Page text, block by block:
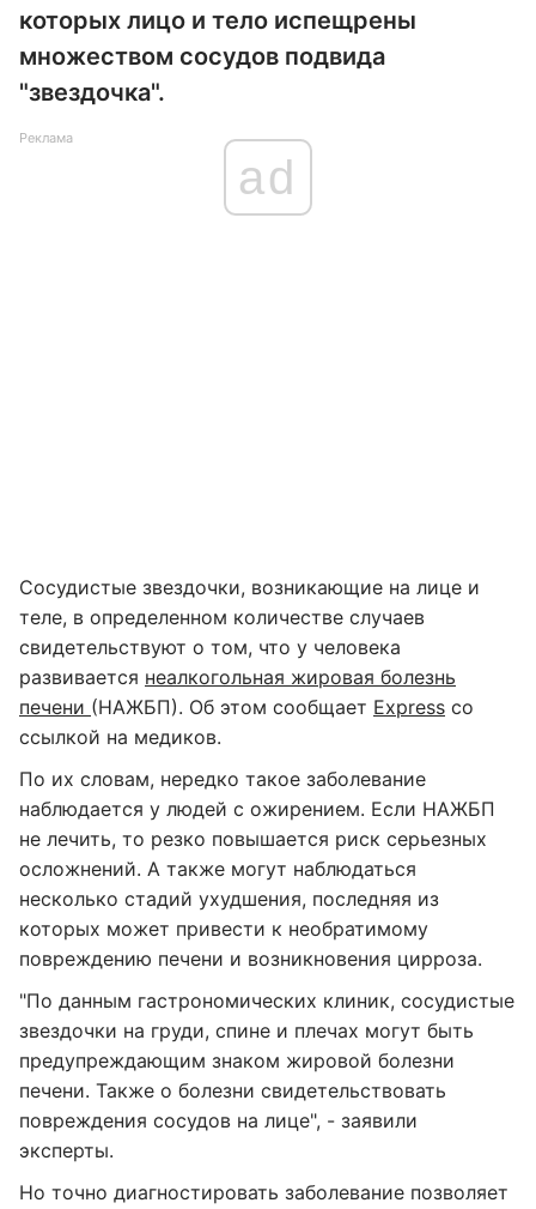
которых лицо и тело испещрены
множеством сосудов подвида
"звездочка".
Реклама
ad
Сосудистые звездочки, возникающие на лице и
теле, в определенном количестве случаев
свидетельствуют о том, что у человека
развивается неалкогольная жировая болезнь
печени (НАЖБП). Об этом сообщает Express со
ссылкой на медиков.
По их словам, нередко такое заболевание
наблюдается у людей с ожирением. Если НАЖБП
не лечить, то резко повышается риск серьезных
осложнений. А также могут наблюдаться
несколько стадий ухудшения, последняя из
которых может привести к необратимому
повреждению печени и возникновения цирроза.
"По данным гастрономических клиник, сосудистые
звездочки на груди, спине и плечах могут быть
предупреждающим знаком жировой болезни
печени. Также о болезни свидетельствовать
повреждения сосудов на лице", - заявили
эксперты.
Но точно диагностировать заболевание позволяет